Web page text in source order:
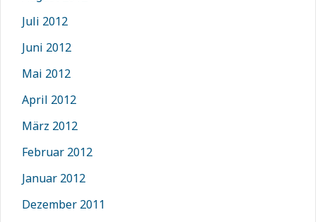
Juli 2012
Juni 2012
Mai 2012
April 2012
März 2012
Februar 2012
Januar 2012
Dezember 2011